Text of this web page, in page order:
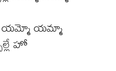
యమ్మో యమ్మా
హో